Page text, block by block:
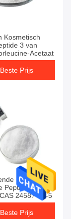
Kosmetisch
3 van
Acetaat
Prijs
Peptide
24587-41-5
Prijs